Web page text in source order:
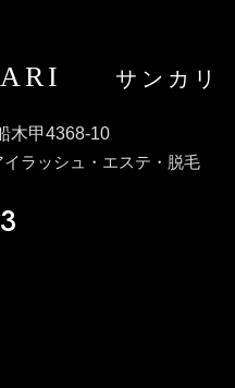
サンカリ
木甲4368-10
ラッシュ・エステ・脱毛